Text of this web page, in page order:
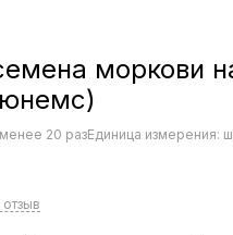
моркови
20 разЕдиница измерения: